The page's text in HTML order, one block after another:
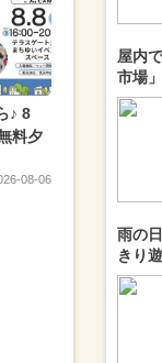
♪ 8
料夕
08-06
屋内
市場
雨の
きり